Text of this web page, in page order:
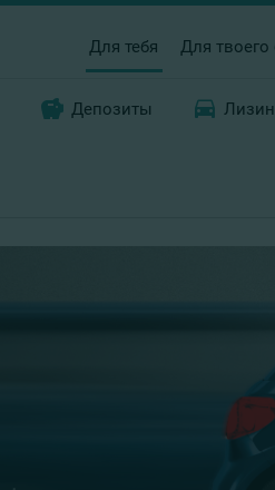
Для тебя Для твоего
Депозиты